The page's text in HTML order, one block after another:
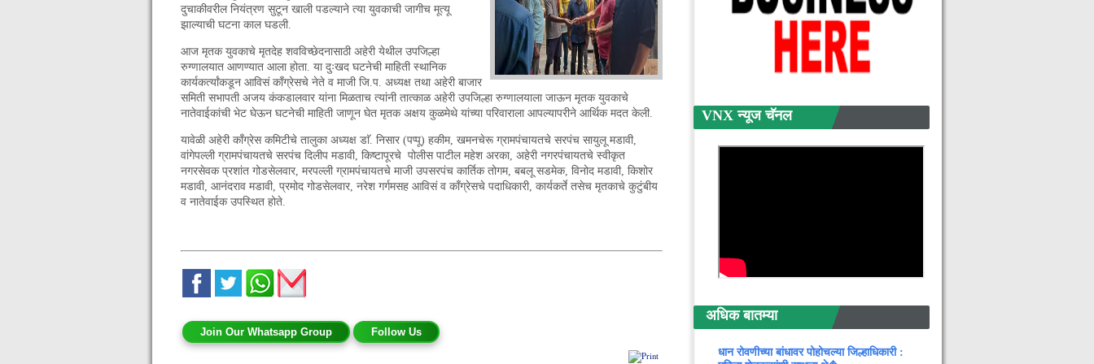
दुचाकीवरील नियंत्रण सुटून खाली पडल्याने त्या युवकाची जागीच मूत्यू
झाल्याची घटना काल घडली.
आज मृतक युवकाचे मृतदेह शवविच्छेदनासाठी अहेरी येथील उपजिल्हा
रुग्णालयात आणण्यात आला होता. या दुःखद घटनेची माहिती स्थानिक
कार्यकर्त्यांकडून आविसं काँग्रेसचे नेते व माजी जि.प. अध्यक्ष तथा अहेरी बाजार
समिती सभापती अजय कंकडालवार यांना मिळताच त्यांनी तात्काळ अहेरी उपजिल्हा रुग्णालयाला जाऊन मृतक युवकाचे
नातेवाईकांची भेट घेऊन घटनेची माहिती जाणून घेत मृतक अक्षय कुळमेथे यांच्या परिवाराला आपल्यापरीने आर्थिक मदत केली.
यावेळी अहेरी काँग्रेस कमिटीचे तालुका अध्यक्ष डाॅ. निसार (पप्पू) हकीम, खमनचेरू ग्रामपंचायतचे सरपंच सायुलू मडावी,
वांगेपल्ली ग्रामपंचायतचे सरपंच दिलीप मडावी, किष्टापूरचे पोलीस पाटील महेश अरका, अहेरी नगरपंचायतचे स्वीकृत
नगरसेवक प्रशांत गोडसेलवार, मरपल्ली ग्रामपंचायतचे माजी उपसरपंच कार्तिक तोगम, बबलू सडमेक, विनोद मडावी, किशोर
मडावी, आनंदराव मडावी, प्रमोद गोडसेलवार, नरेश गर्गमसह आविसं व काँग्रेसचे पदाधिकारी, कार्यकर्ते तसेच मृतकाचे कुटुंबीय
व नातेवाईक उपस्थित होते.
Join Our Whatsapp Group Follow Us
VNX न्यूज चॅनल
अधिक बातम्या
धान रोवणीच्या बांधावर पोहोचल्या जिल्हाधिकारी :